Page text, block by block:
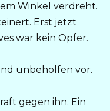
Winkel verdreht.
Erst jetzt
war kein Opfer.
unbeholfen vor.
gegen ihn. Ein